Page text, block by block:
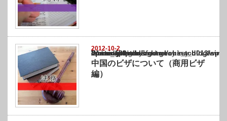
2012-10-2
Warning
: Undefined array key "show_category" in
/home/netst/kuno-cpa.co.jp/public_html/china_blog/wp-content/themes/
on line183
中国のビザについて（商用ビザ
編）